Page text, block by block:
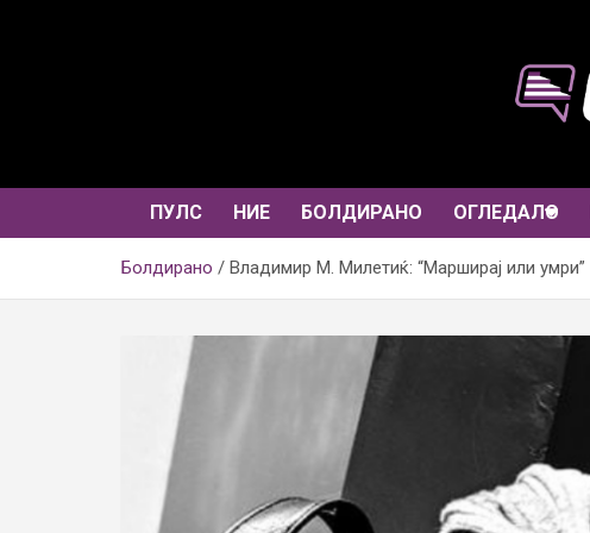
ПУЛС НИЕ БОЛДИРАНО ОГЛЕДАЛО
Болдирано Владимир М. Милетиќ: “Марширај или умри”